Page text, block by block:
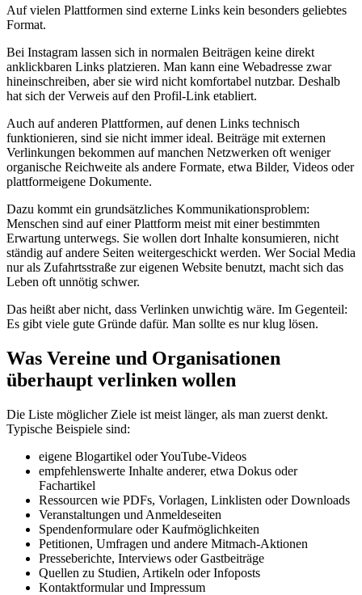
Auf vielen Plattformen sind externe Links kein besonders geliebtes
Format.
Bei Instagram lassen sich in normalen Beiträgen keine direkt
anklickbaren Links platzieren. Man kann eine Webadresse zwar
hineinschreiben, aber sie wird nicht komfortabel nutzbar. Deshalb
hat sich der Verweis auf den Profil-Link etabliert.
Auch auf anderen Plattformen, auf denen Links technisch
funktionieren, sind sie nicht immer ideal. Beiträge mit externen
Verlinkungen bekommen auf manchen Netzwerken oft weniger
organische Reichweite als andere Formate, etwa Bilder, Videos oder
plattformeigene Dokumente.
Dazu kommt ein grundsätzliches Kommunikationsproblem:
Menschen sind auf einer Plattform meist mit einer bestimmten
Erwartung unterwegs. Sie wollen dort Inhalte konsumieren, nicht
ständig auf andere Seiten weitergeschickt werden. Wer Social Media
nur als Zufahrtsstraße zur eigenen Website benutzt, macht sich das
Leben oft unnötig schwer.
Das heißt aber nicht, dass Verlinken unwichtig wäre. Im Gegenteil:
Es gibt viele gute Gründe dafür. Man sollte es nur klug lösen.
Was Vereine und Organisationen
überhaupt verlinken wollen
Die Liste möglicher Ziele ist meist länger, als man zuerst denkt.
Typische Beispiele sind:
eigene Blogartikel oder YouTube-Videos
empfehlenswerte Inhalte anderer, etwa Dokus oder
Fachartikel
Ressourcen wie PDFs, Vorlagen, Linklisten oder Downloads
Veranstaltungen und Anmeldeseiten
Spendenformulare oder Kaufmöglichkeiten
Petitionen, Umfragen und andere Mitmach-Aktionen
Presseberichte, Interviews oder Gastbeiträge
Quellen zu Studien, Artikeln oder Infoposts
Kontaktformular und Impressum